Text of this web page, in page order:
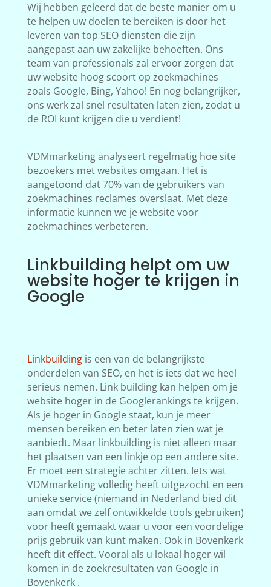
Wij hebben geleerd dat de beste manier om u
te helpen uw doelen te bereiken is door het
leveren van top SEO diensten die zijn
aangepast aan uw zakelijke behoeften. Ons
team van professionals zal ervoor zorgen dat
uw website hoog scoort op zoekmachines
zoals Google, Bing, Yahoo! En nog belangrijker,
ons werk zal snel resultaten laten zien, zodat u
de ROI kunt krijgen die u verdient!
VDMmarketing analyseert regelmatig hoe site
bezoekers met websites omgaan. Het is
aangetoond dat 70% van de gebruikers van
zoekmachines reclames overslaat. Met deze
informatie kunnen we je website voor
zoekmachines verbeteren.
Linkbuilding helpt om uw
website hoger te krijgen in
Google
Linkbuildingis een van de belangrijkste
onderdelen van SEO, en het is iets dat we heel
serieus nemen. Link building kan helpen om je
website hoger in de Googlerankings te krijgen.
Als je hoger in Google staat, kun je meer
mensen bereiken en beter laten zien wat je
aanbiedt. Maar linkbuilding is niet alleen maar
het plaatsen van een linkje op een andere site.
Er moet een strategie achter zitten. Iets wat
VDMmarketing volledig heeft uitgezocht en een
unieke service (niemand in Nederland bied dit
aan omdat we zelf ontwikkelde tools gebruiken)
voor heeft gemaakt waar u voor een voordelige
prijs gebruik van kunt maken. Ook in Bovenkerk
heeft dit effect. Vooral als u lokaal hoger wil
komen in de zoekresultaten van Google in
Bovenkerk .